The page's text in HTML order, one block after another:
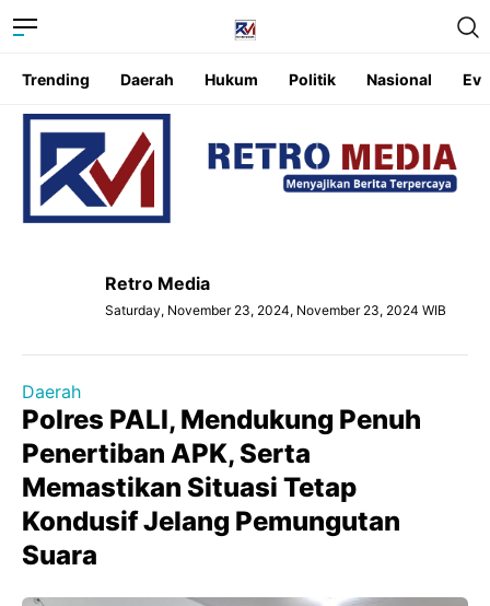
Trending Daerah Hukum Politik Nasional
Retro Media
Saturday, November 23, 2024, November 23, 2024 WIB
Daerah
Polres PALI, Mendukung Penuh
Penertiban APK, Serta
Memastikan Situasi Tetap
Kondusif Jelang Pemungutan
Suara